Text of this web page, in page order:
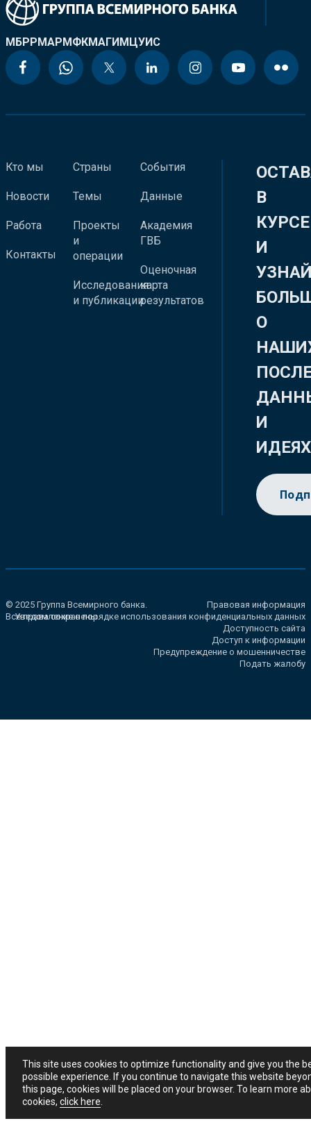
МБРРМАРМФКМАГИМЦУИС
Кто мы
Новости
Работа
Контакты
Страны
Темы
Проекты
и
операции
Исследования
и публикации
События
Данные
Академия
ГВБ
Оценочная
карта
результатов
В
КУРСЕ
И
О
И
ИДЕЯХ
© 2025 Группа Всемирного банка.
Все права сохранены.
Правовая информация
Уведомление о порядке использования конфиденциальных данных
Доступность сайта
Доступ к информации
Предупреждение о мошенничестве
Подать жалобу
This site uses cookies to optimize functionality and give you the
possible experience. If you continue to navigate this website
this page, cookies will be placed on your browser. To learn more
cookies, click here